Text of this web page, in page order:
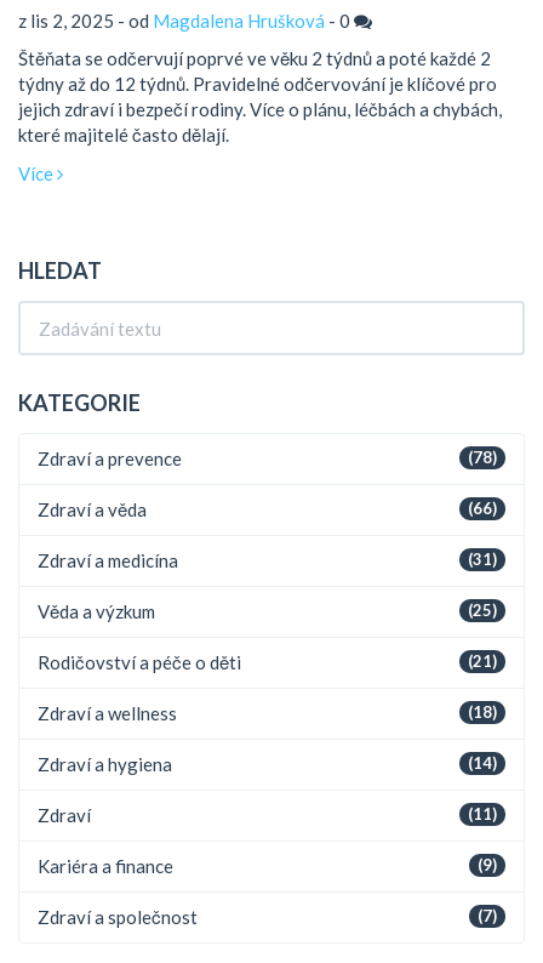
z lis 2, 2025 - od Magdalena Hrušková - 0
Štěňata se odčervují poprvé ve věku 2 týdnů a poté každé 2
týdny až do 12 týdnů. Pravidelné odčervování je klíčové pro
jejich zdraví i bezpečí rodiny. Více o plánu, léčbách a chybách,
které majitelé často dělají.
Více
HLEDAT
KATEGORIE
(78)
Zdraví a prevence
(66)
Zdraví a věda
(31)
Zdraví a medicína
(25)
Věda a výzkum
(21)
Rodičovství a péče o děti
(18)
Zdraví a wellness
(14)
Zdraví a hygiena
(11)
Zdraví
(9)
Kariéra a finance
(7)
Zdraví a společnost